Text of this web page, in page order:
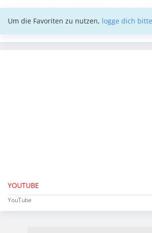
Um die Favoriten zu nutzen, logge dich
YOUTUBE
YouTube